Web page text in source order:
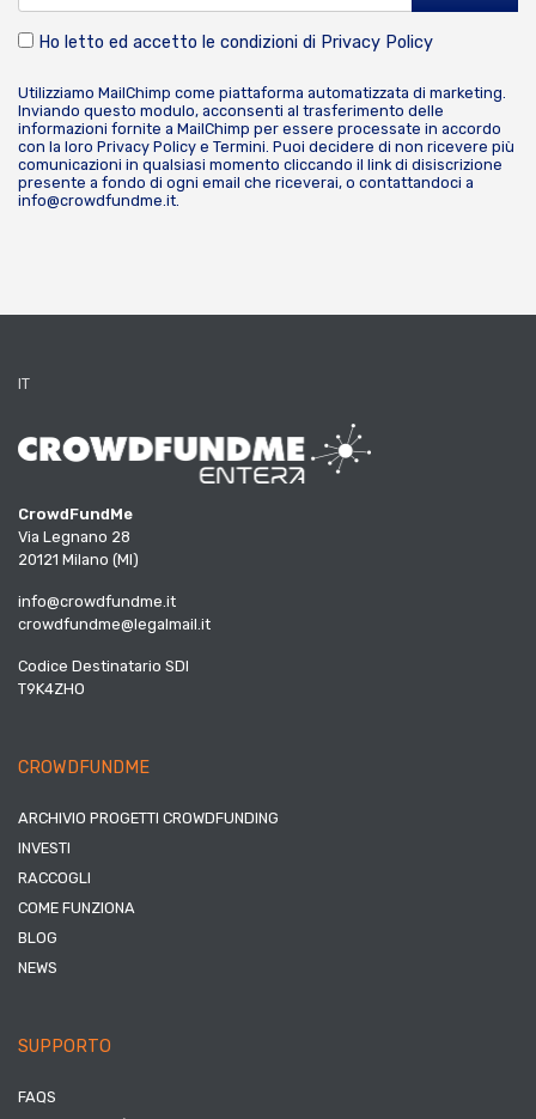
Ho letto ed accetto le condizioni di Privacy Policy
Utilizziamo MailChimp come piattaforma automatizzata di marketing.
Inviando questo modulo, acconsenti al trasferimento delle
informazioni fornite a MailChimp per essere processate in accordo
con la loro Privacy Policy e Termini. Puoi decidere di non ricevere più
comunicazioni in qualsiasi momento cliccando il link di disiscrizione
presente a fondo di ogni email che riceverai, o contattandoci a
info@crowdfundme.it.
IT
CrowdFundMe
Via Legnano 28
20121 Milano (MI)
info@crowdfundme.it
crowdfundme@legalmail.it
Codice Destinatario SDI
T9K4ZHO
CROWDFUNDME
ARCHIVIO PROGETTI CROWDFUNDING
INVESTI
RACCOGLI
COME FUNZIONA
BLOG
NEWS
SUPPORTO
FAQS